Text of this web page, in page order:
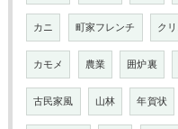
カニ 町家フレンチ ク
カモメ 農業 囲炉裏
古民家風 山林 年賀状